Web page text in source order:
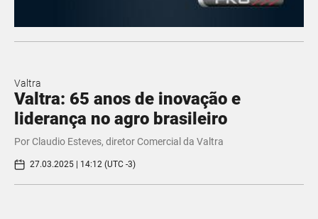
Valtra
Valtra: 65 anos de inovação e
liderança no agro brasileiro
Por Claudio Esteves, diretor Comercial da Valtra
27.03.2025 | 14:12 (UTC -3)